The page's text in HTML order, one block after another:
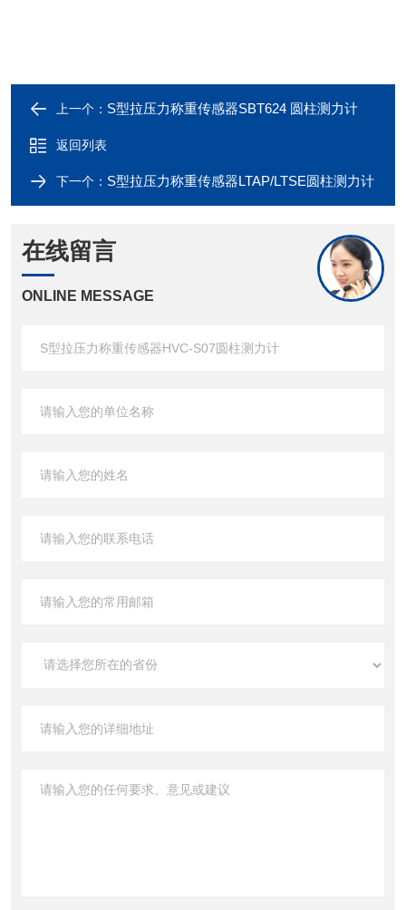
上一个： S型拉压力称重传感器SBT624 圆柱测力计
返回列表
下一个： S型拉压力称重传感器LTAP/LTSE圆柱测力计
在线留言
ONLINE MESSAGE